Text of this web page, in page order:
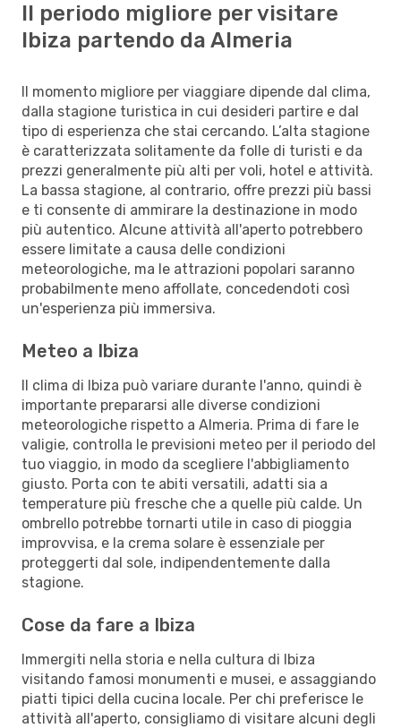
Il periodo migliore per visitare
Ibiza partendo da Almeria
Il momento migliore per viaggiare dipende dal clima,
dalla stagione turistica in cui desideri partire e dal
tipo di esperienza che stai cercando. L’alta stagione
è caratterizzata solitamente da folle di turisti e da
prezzi generalmente più alti per voli, hotel e attività.
La bassa stagione, al contrario, offre prezzi più bassi
e ti consente di ammirare la destinazione in modo
più autentico. Alcune attività all'aperto potrebbero
essere limitate a causa delle condizioni
meteorologiche, ma le attrazioni popolari saranno
probabilmente meno affollate, concedendoti così
un'esperienza più immersiva.
Meteo a Ibiza
Il clima di Ibiza può variare durante l'anno, quindi è
importante prepararsi alle diverse condizioni
meteorologiche rispetto a Almeria. Prima di fare le
valigie, controlla le previsioni meteo per il periodo del
tuo viaggio, in modo da scegliere l'abbigliamento
giusto. Porta con te abiti versatili, adatti sia a
temperature più fresche che a quelle più calde. Un
ombrello potrebbe tornarti utile in caso di pioggia
improvvisa, e la crema solare è essenziale per
proteggerti dal sole, indipendentemente dalla
stagione.
Cose da fare a Ibiza
Immergiti nella storia e nella cultura di Ibiza
visitando famosi monumenti e musei, e assaggiando
piatti tipici della cucina locale. Per chi preferisce le
attività all'aperto, consigliamo di visitare alcuni degli